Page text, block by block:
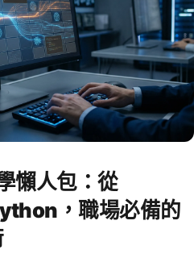
懶人包：從
，職場必備的